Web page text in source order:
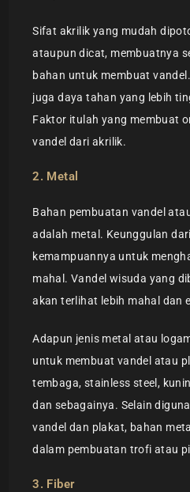
Sifat akrilik yang mudah
ataupun dicat, membuatnya
bahan untuk membuat
juga daya tahan yang lebih
Faktor itulah yang membuat
vandel dari akrilik.
2. Metal
Bahan pembuatan vandel
adalah metal. Keunggulan
kemampuannya untuk
mahal. Vandel wisuda yang
akan terlihat lebih mahal dan
Adapun jenis metal atau
untuk membuat vandel atau
tembaga, stainless steel,
dan sebagainya. Selain
vandel dan plakat, bahan
dalam pembuatan trofi atau
3. Fiber